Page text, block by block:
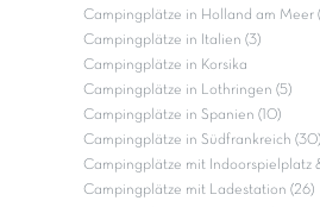
Campingplätze in Holland am Meer
Campingplätze in Italien (3)
Campingplätze in Korsika
Campingplätze in Lothringen (5)
Campingplätze in Spanien (10)
Campingplätze in Südfrankreich (30)
Campingplätze mit Indoorspielplatz
Campingplätze mit Ladestation (26)